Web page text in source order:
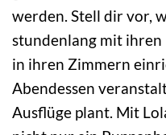
werden. Stell dir vor,
stundenlang mit ihren
in ihren Zimmern
Abendessen
Ausflüge plant. Mit